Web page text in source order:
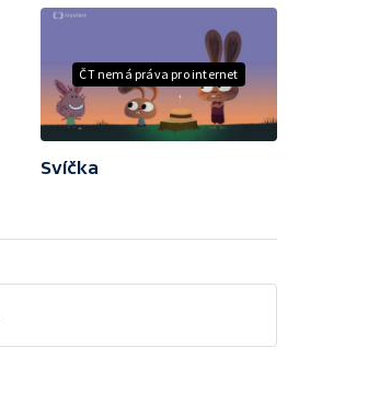
ČT nemá práva pro internet
Svíčka